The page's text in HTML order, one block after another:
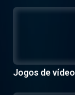
Jogos de vídeo